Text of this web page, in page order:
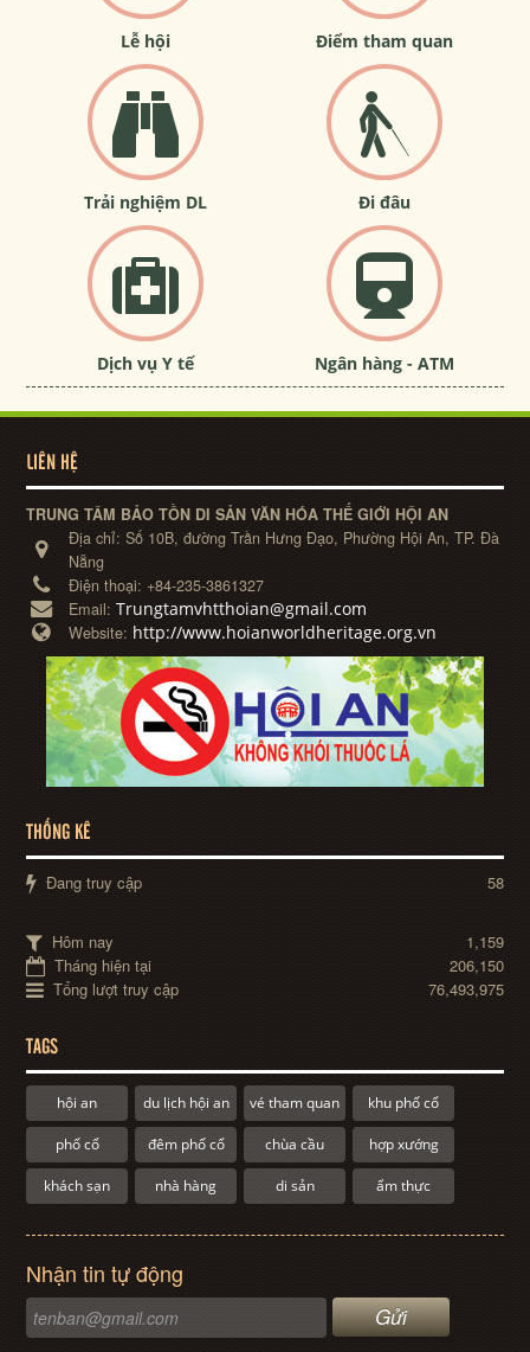
Lễ hội Điểm tham quan
Trải nghiệm DL Đi đâu
Dịch vụ Y tế Ngân hàng - ATM
LIÊN HỆ
TRUNG TÂM BẢO TỒN DI SẢN VĂN HÓA THẾ GIỚI HỘI AN
Địa chỉ:Số 10B, đường Trần Hưng Đạo, Phường Hội An, TP. Đà
Nẵng
Điện thoại: +84-235-3861327
Email:Trungtamvhtthoian@gmail.com
Website: http://www.hoianworldheritage.org.vn
THỐNG KÊ
Đang truy cập 58
Hôm nay
1,159
Tháng hiện tại
206,150
Tổng lượt truy cập
76,493,975
TAGS
hội an du lịch hội an vé tham quan khu phố cổ
phố cổ đêm phố cổ chùa cầu hợp xướng
khách sạn nhà hàng di sản ẩm thực
Nhận tin tự động